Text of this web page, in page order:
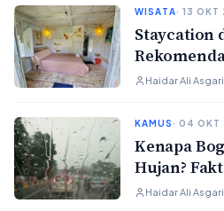
WISATA· 13
Staycation
Keren dan
Haidar Ali Asgari
KAMUS· 04 OKT
Kenapa
Hujan?
Banyak
Haidar Ali Asgari